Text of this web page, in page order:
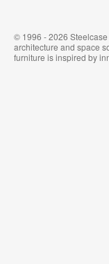
© 1996 - 2026
architecture and space
furniture is inspired by